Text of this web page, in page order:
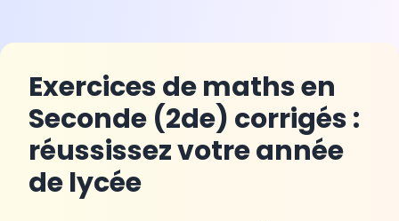
Exercices de maths en
Seconde (2de) corrigés :
réussissez votre année
de lycée